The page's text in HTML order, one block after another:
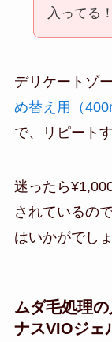
入ってる！
デリケートゾ
め替え用（
で、リピート
迷ったら
されているの
はいかがでしょ
ムダ毛処理
ナスVIOジェ